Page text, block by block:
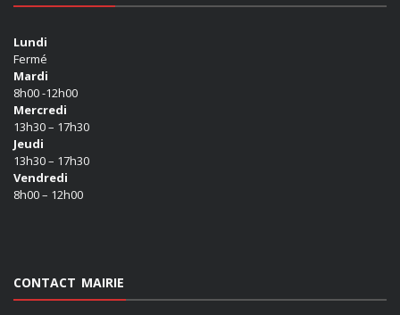
Lundi
Fermé
Mardi
8h00 -12h00
Mercredi
13h30 – 17h30
Jeudi
13h30 – 17h30
Vendredi
8h00 – 12h00
CONTACT MAIRIE